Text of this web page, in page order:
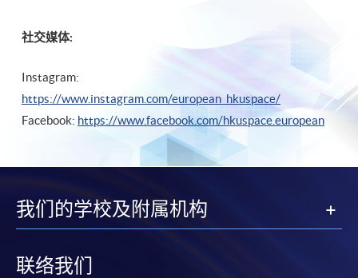
社交媒体:
Instagram:
https://www.instagram.com/european_hkuspace/
Facebook: https://www.facebook.com/hkuspace.european
我们的学校及附属机构
联络我们